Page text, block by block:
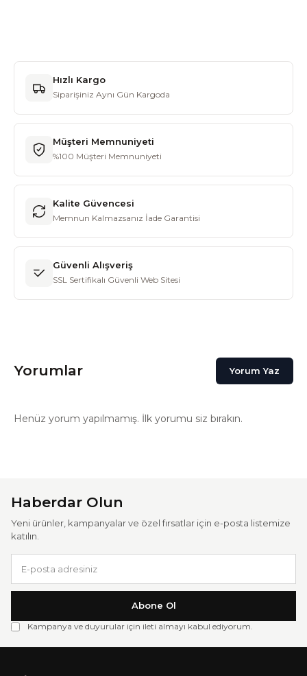
Hızlı Kargo
Siparişiniz Aynı Gün Kargoda
Müşteri Memnuniyeti
%100 Müşteri Memnuniyeti
Kalite Güvencesi
Memnun Kalmazsanız İade Garantisi
Güvenli Alışveriş
SSL Sertifikalı Güvenli Web Sitesi
Yorumlar Yorum Yaz
Henüz yorum yapılmamış. İlk yorumu siz bırakın.
Haberdar Olun
Yeni ürünler, kampanyalar ve özel fırsatlar için e-posta listemize
katılın.
Abone Ol
Kampanya ve duyurular için ileti almayı kabul ediyorum.